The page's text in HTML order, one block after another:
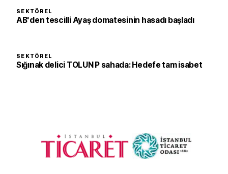
SEKTÖREL
AB'den tescilli Ayaş domatesinin hasadı başladı
SEKTÖREL
Sığınak delici TOLUN P sahada: Hedefe tam isabet